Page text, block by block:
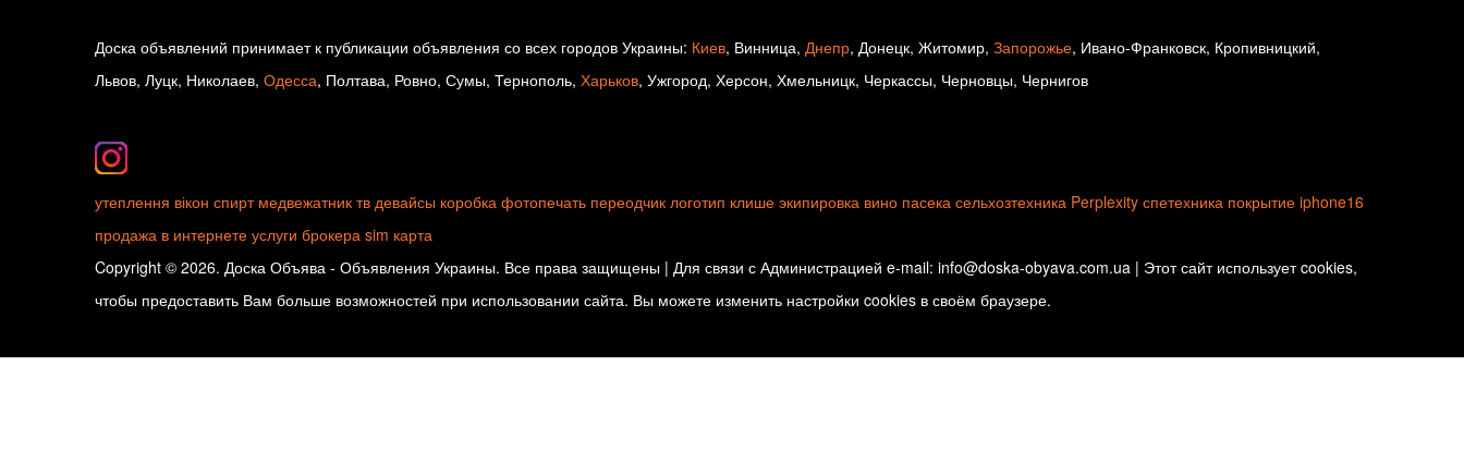
Доска объявлений принимает к публикации объявления со всех городов Украины: Киев, Винница, Днепр, Донецк, Житомир, Запорожье, Ивано-Франковск, Кропивницкий,
Львов, Луцк, Николаев, Одесса, Полтава, Ровно, Сумы, Тернополь, Харьков, Ужгород, Херсон, Хмельницк, Черкассы, Черновцы, Чернигов
утеплення вікон спирт медвежатник тв девайсы коробка фотопечать переодчик логотип клише экипировка вино пасека сельхозтехника Perplexity спетехника покрытие iphone16
продажа в интернете услуги брокера sim карта
Copyright © 2026. Доска Объява - Объявления Украины. Все права защищены | Для связи с Администрацией e-mail: info@doska-obyava.com.ua | Этот сайт использует cookies,
чтобы предоставить Вам больше возможностей при использовании сайта. Вы можете изменить настройки cookies в своём браузере.